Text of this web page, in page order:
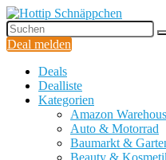
Deal melden
Deals
Dealliste
Kategorien
Amazon
Auto & Motorrad
Baumarkt &
Beauty &